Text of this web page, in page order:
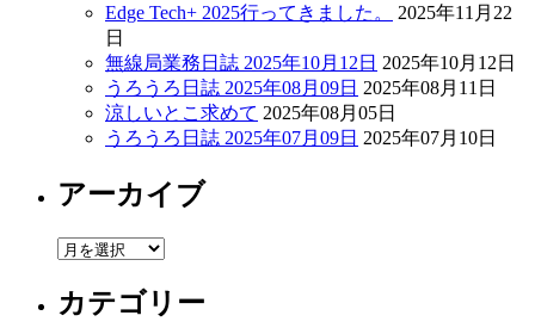
Edge Tech+ 2025行ってきました。
2025年11月22
日
無線局業務日誌 2025年10月12日 2025年10月12日
うろうろ日誌 2025年08月09日 2025年08月11日
涼しいとこ求めて 2025年08月05日
うろうろ日誌 2025年07月09日 2025年07月10日
アーカイブ
ア
カ
イ
カテゴリー